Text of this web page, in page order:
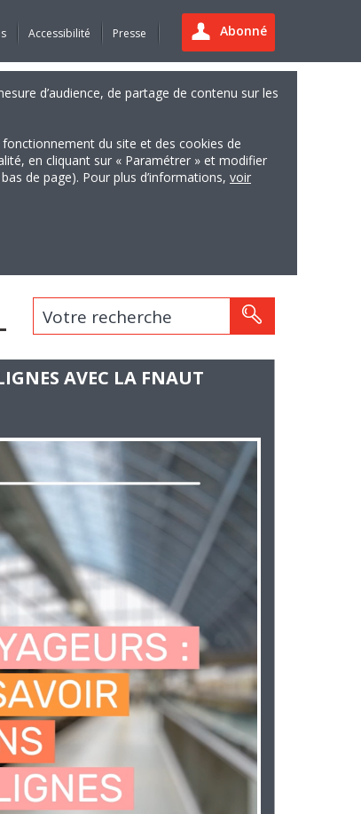
Abonné
Accessibilité Presse
d’audience, de partage de contenu sur les
du site et des cookies de
en cliquant sur « Paramétrer » et modifier
de page). Pour plus d’informations, voir
Votre recherche
AVEC LA FNAUT